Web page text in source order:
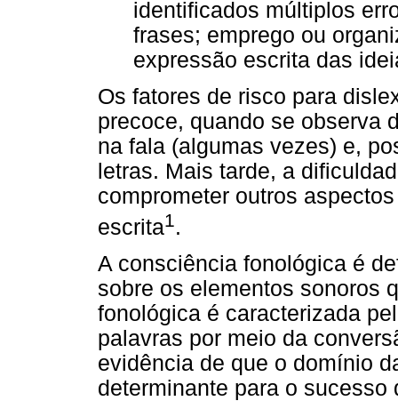
identificados múltiplos
frases; emprego ou
expressão escrita das
Os fatores de risco para
precoce, quando se observa
na fala (algumas vezes) e,
letras. Mais tarde, a
comprometer outros
escrita1 .
A consciência fonológica é
sobre os elementos sonoros
fonológica é caracterizada
palavras por meio da
evidência de que o domínio
determinante para o